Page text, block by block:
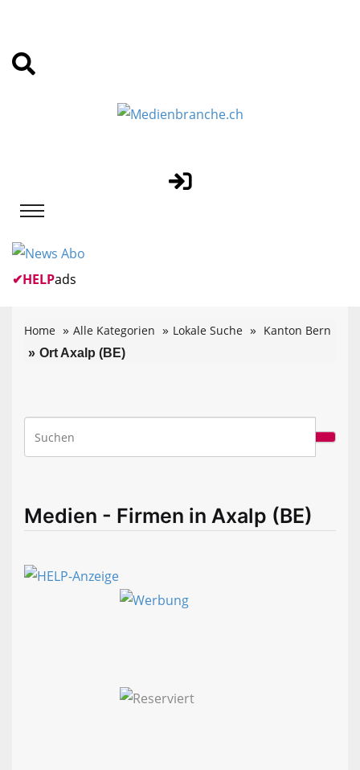
✔HELPads
Home Alle Kategorien Lokale Suche Kanton Bern
Ort Axalp (BE)
Medien - Firmen in Axalp (BE)